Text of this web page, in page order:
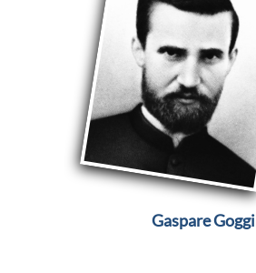
Gaspare Goggi